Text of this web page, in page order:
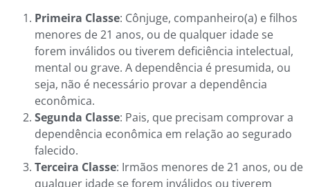
Primeira Classe: Cônjuge, companheiro(a) e filhos
menores de 21 anos, ou de qualquer idade se
forem inválidos ou tiverem deficiência intelectual,
mental ou grave. A dependência é presumida, ou
seja, não é necessário provar a dependência
econômica.
Segunda Classe: Pais, que precisam comprovar a
dependência econômica em relação ao segurado
falecido.
Terceira Classe: Irmãos menores de 21 anos, ou de
qualquer idade se forem inválidos ou tiverem